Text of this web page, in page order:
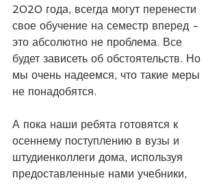
2020 года, всегда могут перенести
свое обучение на семестр вперед -
это абсолютно не проблема. Все
будет зависеть об обстоятельств. Но
мы очень надеемся, что такие меры
не понадобятся.
А пока наши ребята готовятся к
осеннему поступлению в вузы и
штудиенколлеги дома, используя
предоставленные нами учебники,